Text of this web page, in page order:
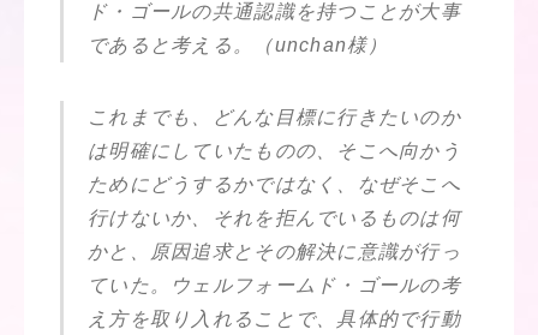
ド・ゴールの共通認識を持つことが大事
であると考える。（unchan様）
これまでも、どんな目標に行きたいのか
は明確にしていたものの、そこへ向かう
ためにどうするかではなく、なぜそこへ
行けないか、それを拒んでいるものは何
かと、原因追求とその解決に意識が行っ
ていた。ウェルフォームド・ゴールの考
え方を取り入れることで、具体的で行動